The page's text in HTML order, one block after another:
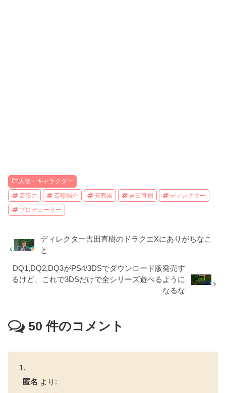
人物・キャラクター
斎藤力 斎藤陽介 安西崇 吉田直樹 ディレクター
プロデューサー
ディレクター吉田直樹のドラクエXにありがちなこ
と
DQ1,DQ2,DQ3がPS4/3DSでダウンロード版発売す
るけど、これで3DSだけで全シリーズ遊べるように
なるな
50 件のコメント
匿名 より: